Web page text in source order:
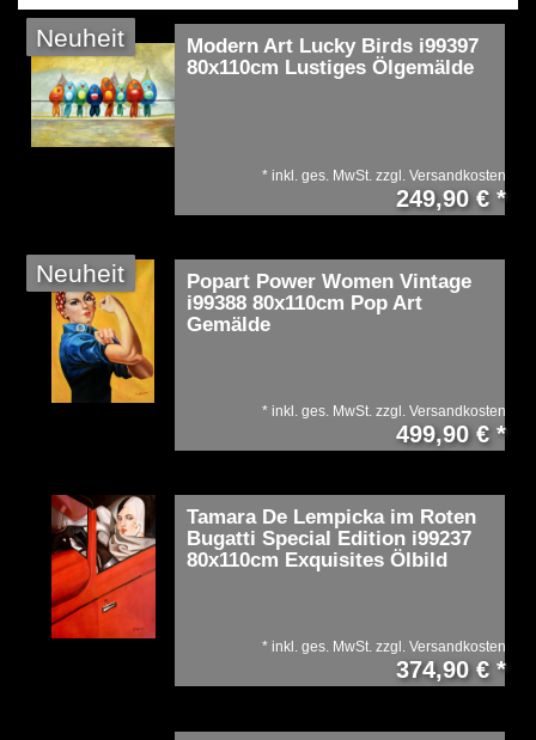
Neuheit
Modern Art Lucky Birds i99397
80x110cm Lustiges Ölgemälde
249,90 € *
* inkl. ges. MwSt. zzgl. Versandkosten
Neuheit
Popart Power Women Vintage
i99388 80x110cm Pop Art
Gemälde
499,90 € *
* inkl. ges. MwSt. zzgl. Versandkosten
Tamara De Lempicka im Roten
Bugatti Special Edition i99237
80x110cm Exquisites Ölbild
374,90 € *
* inkl. ges. MwSt. zzgl. Versandkosten